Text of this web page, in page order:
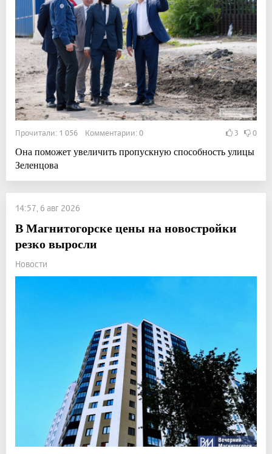
Прочитали: 1 056 Комментарии: 0 3 0
Она поможет увеличить пропускную способность улицы
Зеленцова
14:57, 6 авг 2026
В Магнитогорске цены на новостройки
резко выросли
Новости